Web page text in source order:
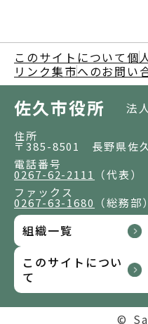
このサイトについて 個
リンク集市へのお問い
佐久市役所 法
住所
〒385-8501 長野県佐
電話番号
0267-62-2111
（代表）
ファックス
0267-63-1680 （総務部）
組織一覧
このサイトについ
て
©